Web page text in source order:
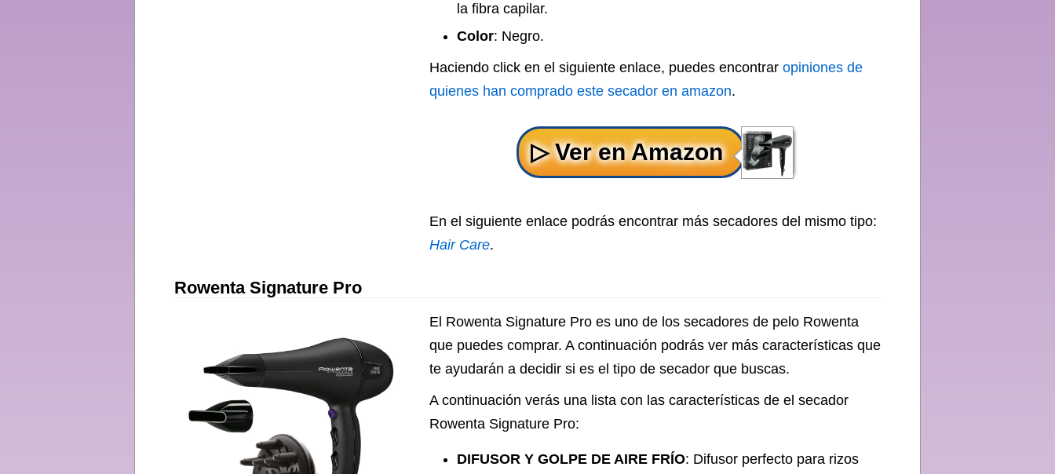
la fibra capilar.
Color: Negro.
Haciendo click en el siguiente enlace, puedes encontrar opiniones de
quienes han comprado este secador en amazon.
En el siguiente enlace podrás encontrar más secadores del mismo tipo:
Hair Care.
Rowenta Signature Pro
El Rowenta Signature Pro es uno de los secadores de pelo Rowenta
que puedes comprar. A continuación podrás ver más características que
te ayudarán a decidir si es el tipo de secador que buscas.
A continuación verás una lista con las características de el secador
Rowenta Signature Pro:
DIFUSOR Y GOLPE DE AIRE FRÍO: Difusor perfecto para rizos